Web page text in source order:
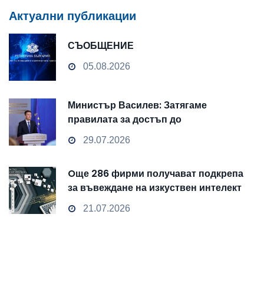
Актуални публикации
СЪОБЩЕНИЕ
05.08.2026
Министър Василев: Затягаме
правилата за достъп до
чувствителни данни
29.07.2026
Oще 286 фирми получават подкрепа
за въвеждане на изкуствен интелект
и облачни технологии
21.07.2026